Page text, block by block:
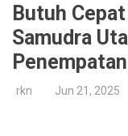
Butuh
Samudra
rkn Jun 21, 2025